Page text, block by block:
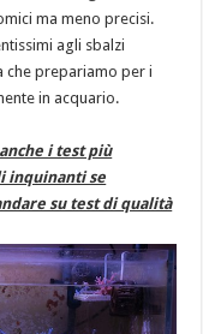
ma meno precisi.
agli sbalzi
che prepariamo per i
in acquario.
i test più
inquinanti se
su test di qualità